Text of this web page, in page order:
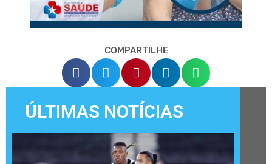
COMPARTILHE
ÚLTIMAS NOTÍCIAS